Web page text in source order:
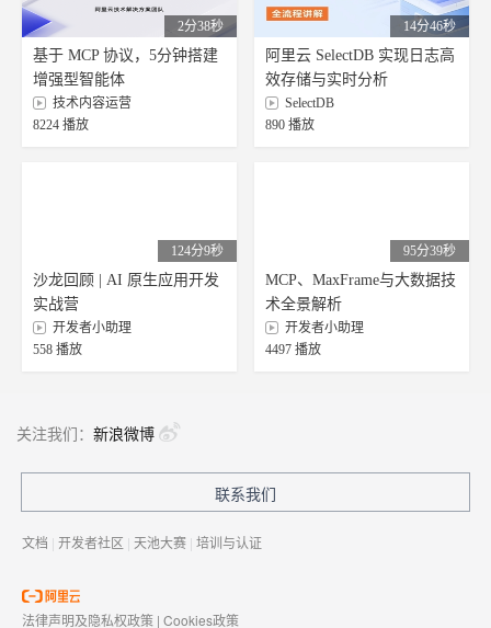
2分38秒
基于 MCP 协议，5分钟搭建
增强型智能体
技术内容运营
8224 播放
14分46秒
阿里云 SelectDB 实现日志高
效存储与实时分析
SelectDB
890 播放
124分9秒
沙龙回顾 | AI 原生应用开发
实战营
开发者小助理
558 播放
95分39秒
MCP、MaxFrame与大数据技
术全景解析
开发者小助理
4497 播放
关注我们： 新浪微博
联系我们
文档 | 开发者社区 | 天池大赛 | 培训与认证
法律声明及隐私权政策 | Cookies政策